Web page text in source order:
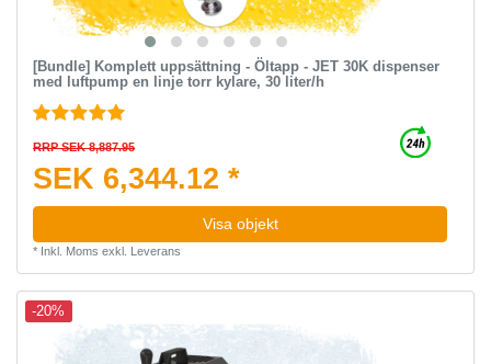
[Bundle] Komplett uppsättning - Öltapp - JET 30K dispenser
med luftpump en linje torr kylare, 30 liter/h
RRP SEK 8,887.95
SEK 6,344.12 *
Visa objekt
* Inkl. Moms exkl. Leverans
-20%